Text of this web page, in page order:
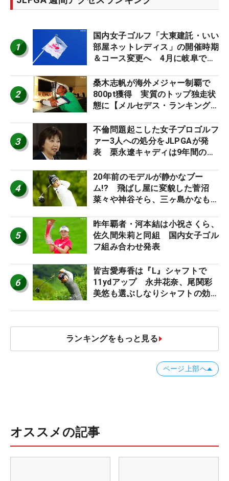
1
国内女子ゴルフ「大東建託・いい
部屋ネットレディス」の開催時期
＆コース変更へ 4月に岐阜で開
2
桑木志帆が海外メジャー制覇で
800pt獲得 実質のトップ独走状
態に【メルセデス・ランキング番
3
不倫問題起こした女子プロゴルフ
ァー3人への処分をJLPGAが発
表 栗永遼キャディは9年間の立
4
20年前のモデルが静かなブー
ム!? 飛ばし屋に変貌した菅沼
菜々や神谷そら、三ヶ島かなも使
ロたちの“飛ばしギア”】
5
昨年覇者・河本結は小祝さくら、
佐久間朱莉と同組 国内女子ゴル
フ組み合わせ発表
6
皆吉愛寿香は『L』シャフトで
11ydアップ 永井花奈、尾関彩
美悠も選ぶしなりシャフトの効果
ランキングをもっと見る
ページ上部へ
オススメの記事